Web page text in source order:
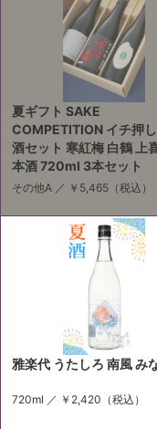
夏ギフト SAKE
COMPETITION イチ押
酒セット 寒紅梅 白鶴 上
本酒 720ml 3本セット
その他A ／ ￥5,465 （税込）
雅楽代 うたしろ 南風 み
720ml ／ ￥2,420 （税込）